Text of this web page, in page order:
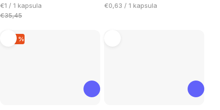
Jednotková
cena:
€1 / 1 kapsula
€35,45
Jednotková
€0,63 / 1 kapsula
–20 %